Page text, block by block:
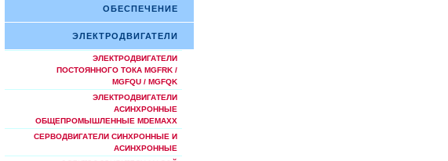
ОБЕСПЕЧЕНИЕ
ЭЛЕКТРОДВИГАТЕЛИ
ЭЛЕКТРОДВИГАТЕЛИ
ПОСТОЯННОГО ТОКА MGFRK /
MGFQU / MGFQK
ЭЛЕКТРОДВИГАТЕЛИ
АСИНХРОННЫЕ
ОБЩЕПРОМЫШЛЕННЫЕ MDEMAXX
СЕРВОДВИГАТЕЛИ СИНХРОННЫЕ И
АСИНХРОННЫЕ